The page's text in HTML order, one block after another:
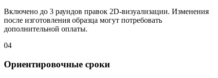
Включено до 3 раундов правок 2D-визуализации. Изменения
после изготовления образца могут потребовать
дополнительной оплаты.
04
Ориентировочные сроки